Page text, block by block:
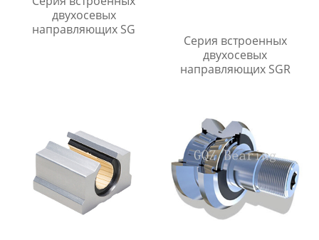
двухосевых
направляющих SG
Серия встроенных
двухосевых
направляющих SGR